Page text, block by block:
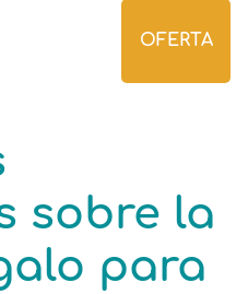
OFERTA
sobre la
para